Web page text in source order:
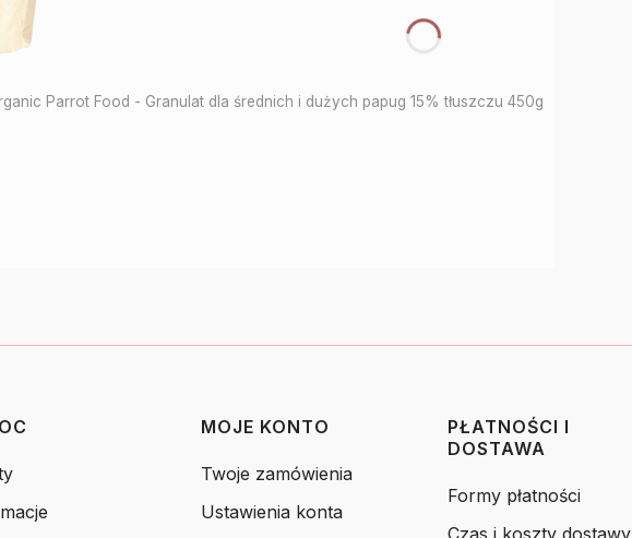
Parrot Food - Granulat dla średnich i dużych papug 15% tłuszczu 450g
MOJE KONTO
Twoje zamówienia
Ustawienia konta
PŁATNOŚCI I
DOSTAWA
Formy płatności